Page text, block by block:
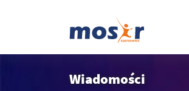
Wiadomości